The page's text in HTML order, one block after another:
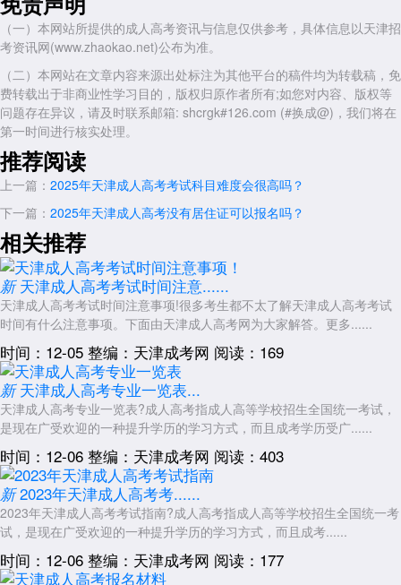
（一）本网站所提供的成人高考资讯与信息仅供参考，具体信息以天津招
考资讯网(www.zhaokao.net)公布为准。
（二）本网站在文章内容来源出处标注为其他平台的稿件均为转载稿，免
费转载出于非商业性学习目的，版权归原作者所有;如您对内容、版权等
问题存在异议，请及时联系邮箱: shcrgk#126.com (#换成@)，我们将在
第一时间进行核实处理。
推荐阅读
上一篇： 2025年天津成人高考考试科目难度会很高吗？
下一篇： 2025年天津成人高考没有居住证可以报名吗？
相关推荐
新 天津成人高考考试时间注意......
天津成人高考考试时间注意事项!很多考生都不太了解天津成人高考考试
时间有什么注意事项。下面由天津成人高考网为大家解答。更多......
时间：12-05 整编：天津成考网 阅读：169
新 天津成人高考专业一览表...
天津成人高考专业一览表?成人高考指成人高等学校招生全国统一考试，
是现在广受欢迎的一种提升学历的学习方式，而且成考学历受广......
时间：12-06 整编：天津成考网 阅读：403
新 2023年天津成人高考考......
2023年天津成人高考考试指南?成人高考指成人高等学校招生全国统一考
试，是现在广受欢迎的一种提升学历的学习方式，而且成考......
时间：12-06 整编：天津成考网 阅读：177